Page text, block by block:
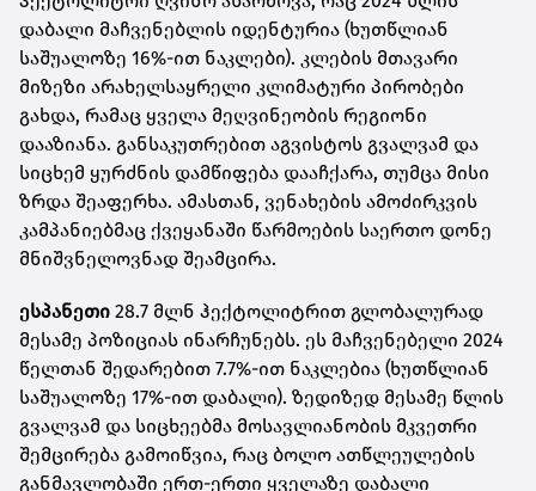
დაბალი მაჩვენებლის იდენტურია (ხუთწლიან
საშუალოზე 16%-ით ნაკლები). კლების მთავარი
მიზეზი არახელსაყრელი კლიმატური პირობები
გახდა, რამაც ყველა მეღვინეობის რეგიონი
დააზიანა. განსაკუთრებით აგვისტოს გვალვამ და
სიცხემ ყურძნის დამწიფება დააჩქარა, თუმცა მისი
ზრდა შეაფერხა. ამასთან, ვენახების ამოძირკვის
კამპანიებმაც ქვეყანაში წარმოების საერთო დონე
მნიშვნელოვნად შეამცირა.
ესპანეთი 28.7 მლნ ჰექტოლიტრით გლობალურად
მესამე პოზიციას ინარჩუნებს. ეს მაჩვენებელი 2024
წელთან შედარებით 7.7%-ით ნაკლებია (ხუთწლიან
საშუალოზე 17%-ით დაბალი). ზედიზედ მესამე წლის
გვალვამ და სიცხეებმა მოსავლიანობის მკვეთრი
შემცირება გამოიწვია, რაც ბოლო ათწლეულების
განმავლობაში ერთ-ერთი ყველაზე დაბალი